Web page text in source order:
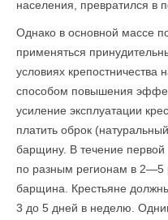
населения, превратился в
Однако в основной массе
применяться
условиях
способом повышения
усиление эксплуатации
платить оброк
барщину. В течение
по разным регионам в 2—5
барщина. Крестьяне
3 до 5 дней в неделю.